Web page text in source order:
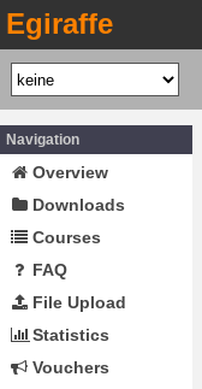
Egiraffe
Navigation
Overview
Downloads
Courses
FAQ
File Upload
Statistics
Vouchers